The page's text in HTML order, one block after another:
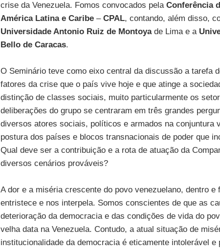
crise da Venezuela. Fomos convocados pela Conferência
América Latina e Caribe– CPAL, contando, além disso,
Universidade Antonio Ruiz de Montoyade Lima e a
Bello de Caracas.
O Seminário teve como eixo central da discussão a tarefa
fatores da crise que o país vive hoje e que atinge a
distinção de classes sociais, muito particularmente os
deliberações do grupo se centraram em três grandes
diversos atores sociais, políticos e armados na conjuntura
postura dos países e blocos transnacionais de poder que
Qual deve ser a contribuição e a rota de atuação da
diversos cenários prováveis?
A dor e a miséria crescente do povo venezuelano, dentro e
entristece e nos interpela. Somos conscientes de que as
deterioração da democracia e das condições de vida do
velha data na Venezuela. Contudo, a atual situação de
institucionalidade da democracia é eticamente intolerável e